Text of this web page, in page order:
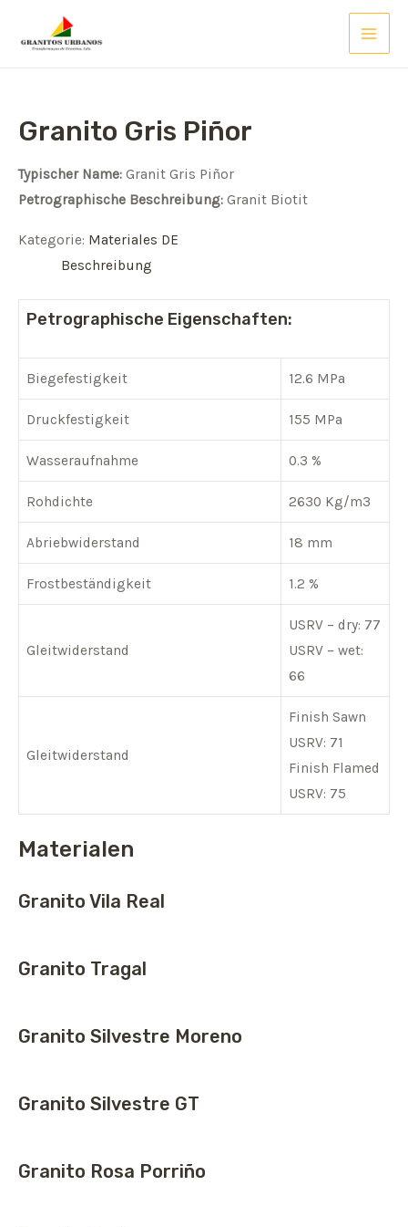
Inhalt
Granito Gris Piñor
Typischer Name: Granit Gris Piñor
Petrographische Beschreibung: Granit Biotit
Kategorie: Materiales DE
Beschreibung
Petrographische Eigenschaften:
Biegefestigkeit 12.6 MPa
Druckfestigkeit 155 MPa
Wasseraufnahme 0.3 %
Rohdichte 2630 Kg/m3
Abriebwiderstand 18 mm
Frostbeständigkeit 1.2 %
Gleitwiderstand
USRV – dry: 77
USRV – wet:
66
Gleitwiderstand
Finish Sawn
USRV: 71
Finish Flamed
USRV: 75
Materialen
Granito Vila Real
Granito Tragal
Granito Silvestre Moreno
Granito Silvestre GT
Granito Rosa Porriño